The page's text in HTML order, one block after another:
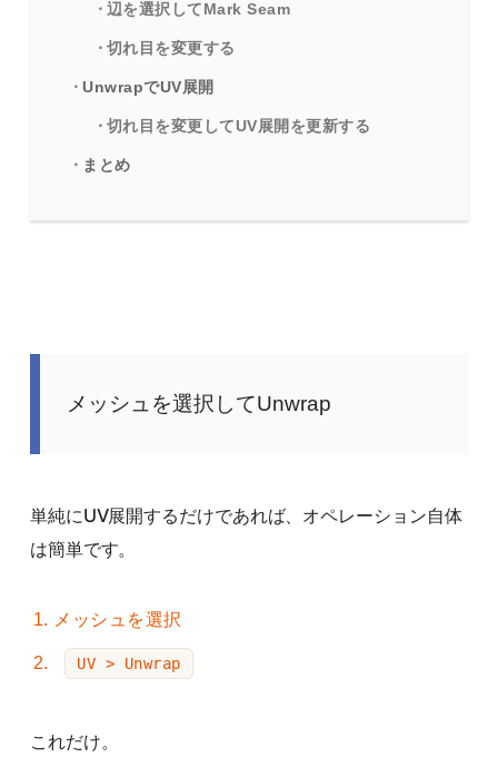
辺を選択してMark Seam
切れ目を変更する
UnwrapでUV展開
切れ目を変更してUV展開を更新する
まとめ
メッシュを選択してUnwrap
単純にUV展開するだけであれば、オペレーション自体
は簡単です。
メッシュを選択
UV > Unwrap
これだけ。